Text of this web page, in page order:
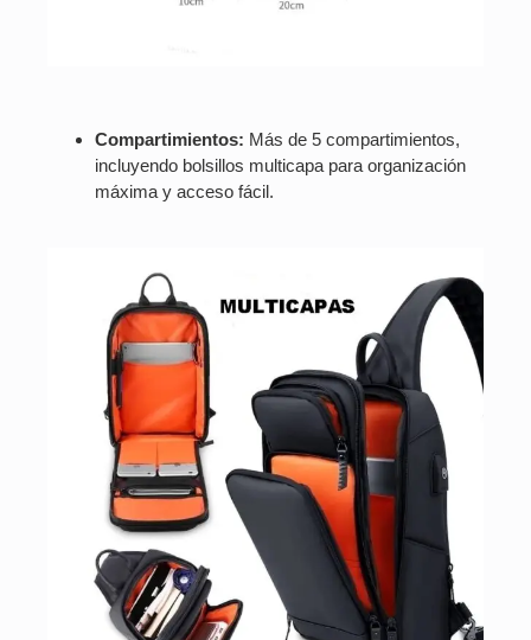
Compartimientos: Más de 5 compartimientos,
incluyendo bolsillos multicapa para organización
máxima y acceso fácil.